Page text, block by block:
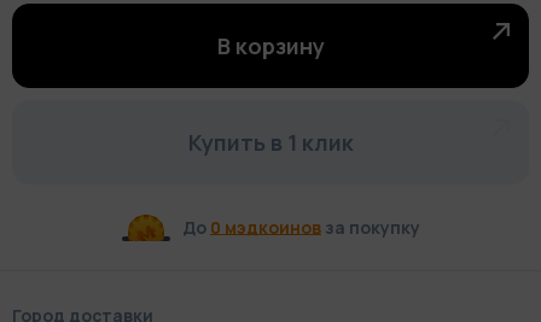
В корзину
Купить в 1 клик
До 0 мэдкоиновза покупку
Город доставки